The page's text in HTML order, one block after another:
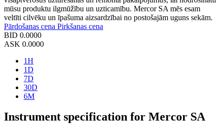
mūsu produktu ilgmūžību un uzticamību. Mercor SA mēs esam
veltīti cilvēku un īpašuma aizsardzībai no postošajām uguns sekām.
Pārdošanas cena Pirkšanas cena
BID 0.0000
ASK 0.0000
1H
1D
7D
30D
6M
Instrument specification for Mercor SA